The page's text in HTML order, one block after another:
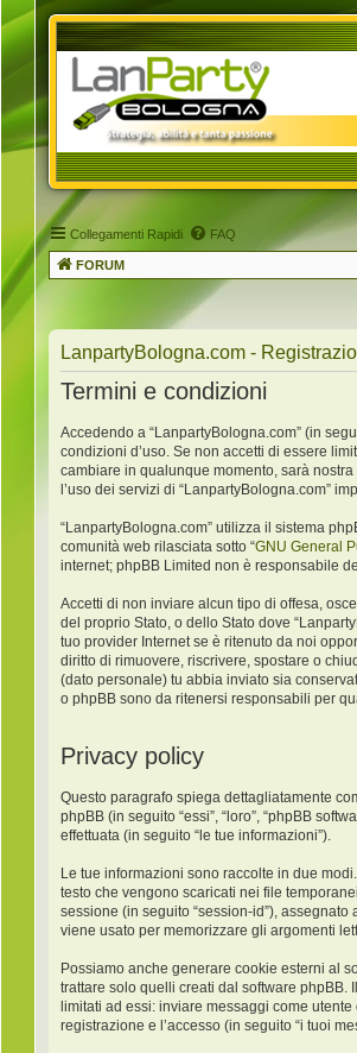
Collegamenti Rapidi FAQ
FORUM
LanpartyBologna.com -
Termini e condizioni
Accedendo a “LanpartyBologna.com” (in
condizioni d’uso. Se non accetti di essere
cambiare in qualunque momento, sarà
l’uso dei servizi di “LanpartyBologna.com”
“LanpartyBologna.com” utilizza il sistema
comunità web rilasciata sotto “GNU General
internet; phpBB Limited non è responsabile
Accetti di non inviare alcun tipo di offesa,
del proprio Stato, o dello Stato dove
tuo provider Internet se è ritenuto da noi
diritto di rimuovere, riscrivere, spostare o
(dato personale) tu abbia inviato sia
o phpBB sono da ritenersi responsabili per
Privacy policy
Questo paragrafo spiega dettagliatamente
phpBB (in seguito “essi”, “loro”, “phpBB
effettuata (in seguito “le tue informazioni”).
Le tue informazioni sono raccolte in due
testo che vengono scaricati nei file
sessione (in seguito “session-id”),
viene usato per memorizzare gli argomenti
Possiamo anche generare cookie esterni al
trattare solo quelli creati dal software
limitati ad essi: inviare messaggi come utente
registrazione e l’accesso (in seguito “i tuoi